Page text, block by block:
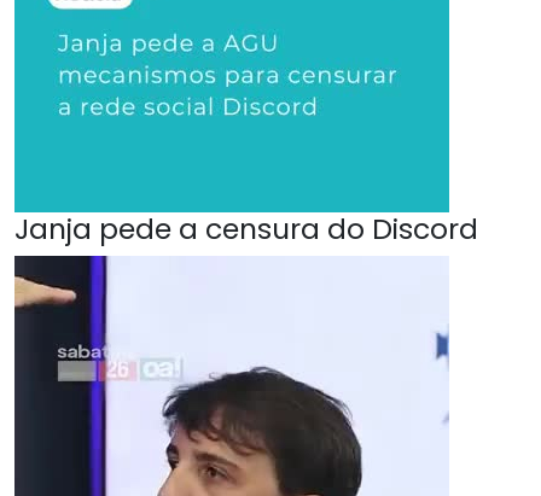
Janja pede a censura do Discord